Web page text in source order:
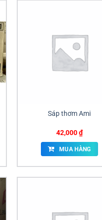
Sáp thơm Ami
42,000₫
MUA HÀNG